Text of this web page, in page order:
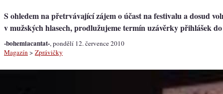
S ohledem na přetrvávající zájem o účast na festivalu a dosud
v mužských hlasech, prodlužujeme termín uzávěrky přihlášek do
-bohemiacantat-, pondělí 12. července 2010
Magazín > Zprávičky